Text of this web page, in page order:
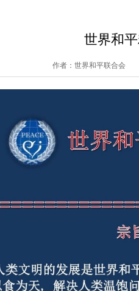
世界和
作者：世界和平联合会